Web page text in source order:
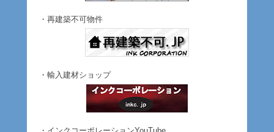
・再建築不可物件
・輸入建材ショップ